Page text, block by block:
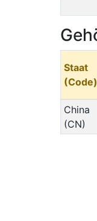
Staat
(Code)
China
(CN)